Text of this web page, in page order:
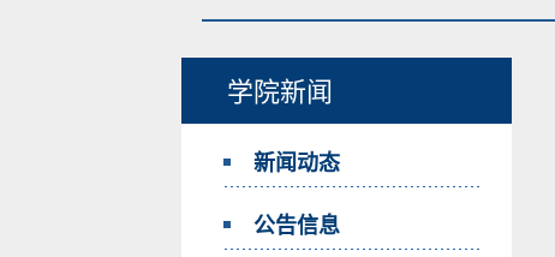
学院新闻
新闻动态
公告信息